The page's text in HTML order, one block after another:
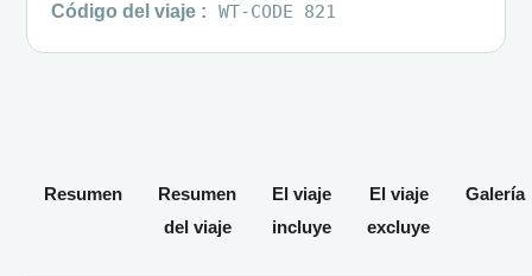
Resumen
Resumen
del viaje
El viaje
incluye
El viaje
excluye
Galería
Código del viaje : WT-CODE 821